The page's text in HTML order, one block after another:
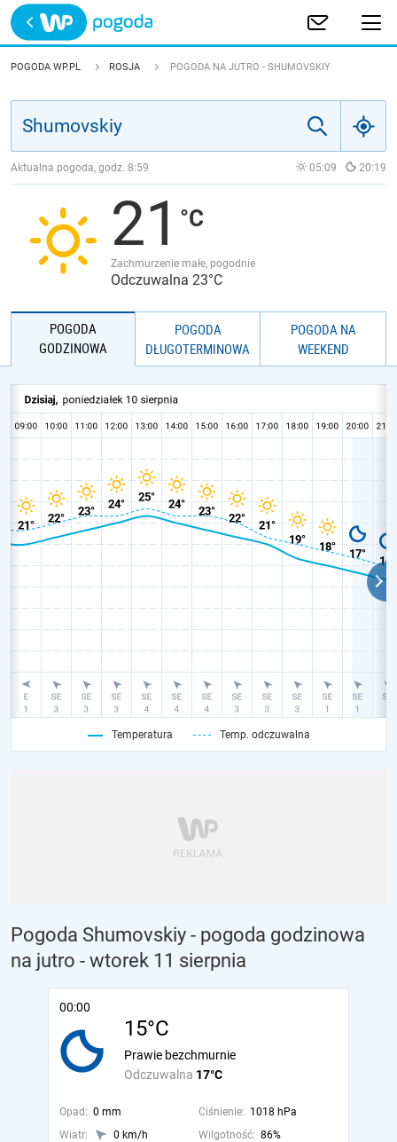
Trwa ładowanie
POLSKA
JAKOŚĆ POWIETRZA
POGODA WP.PL ROSJA POGODA NA JUTRO - SHUMOVSKIY
Aktualna pogoda, godz. 8:59 05:09 20:19
21
Zachmurzenie małe, pogodnie
Odczuwalna 23°C
POGODA
GODZINOWA
POGODA
DŁUGOTERMINOWA
POGODA NA
WEEKEND
Temperatura Temp. odczuwalna
Pogoda Shumovskiy - pogoda godzinowa
na jutro - wtorek 11 sierpnia
00:00
15°C
Odczuwalna 17°C
Prawie bezchmurnie
Opad: 0 mm Ciśnienie: 1018 hPa
Wiatr:
0 km/h Wilgotność: 86%